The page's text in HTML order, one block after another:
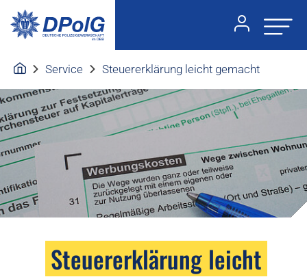
Service Steuererklärung leicht gemacht
Steuererklärung leicht